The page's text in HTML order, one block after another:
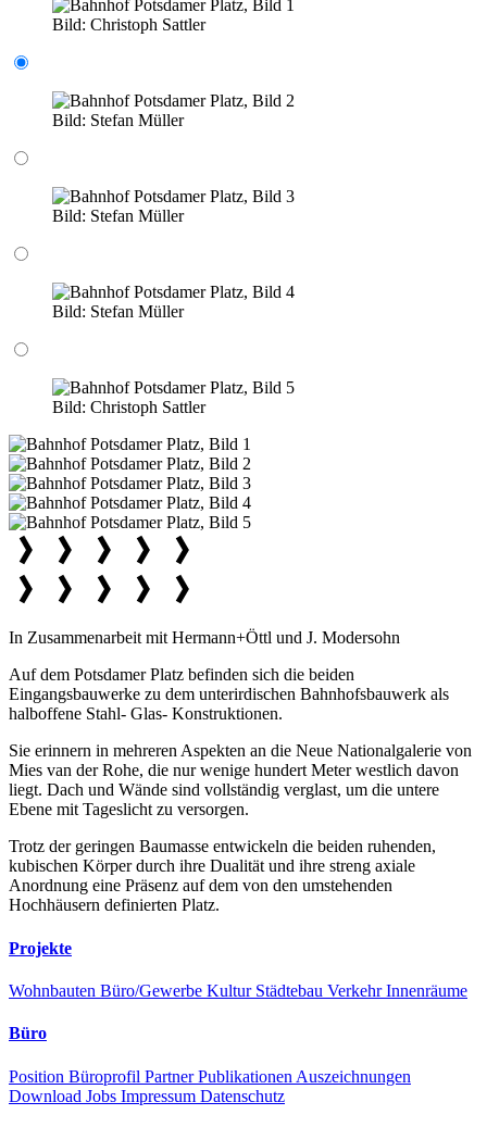
Bild: Christoph Sattler
Bild: Stefan Müller
Bild: Stefan Müller
Bild: Stefan Müller
Bild: Christoph Sattler
In Zusammenarbeit mit Hermann+Öttl und J. Modersohn
Auf dem Potsdamer Platz befinden sich die beiden
Eingangsbauwerke zu dem unterirdischen Bahnhofsbauwerk als
halboffene Stahl- Glas- Konstruktionen.
Sie erinnern in mehreren Aspekten an die Neue Nationalgalerie von
Mies van der Rohe, die nur wenige hundert Meter westlich davon
liegt. Dach und Wände sind vollständig verglast, um die untere
Ebene mit Tageslicht zu versorgen.
Trotz der geringen Baumasse entwickeln die beiden ruhenden,
kubischen Körper durch ihre Dualität und ihre streng axiale
Anordnung eine Präsenz auf dem von den umstehenden
Hochhäusern definierten Platz.
Projekte
Wohnbauten Büro/Gewerbe Kultur Städtebau VerkehrInnenräume
Büro
Position Büroprofil PartnerPublikationen Auszeichnungen
Download Jobs Impressum Datenschutz